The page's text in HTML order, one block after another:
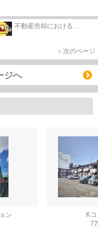
不動産売却における...
＞次のページ
ジへ
ン
K
7